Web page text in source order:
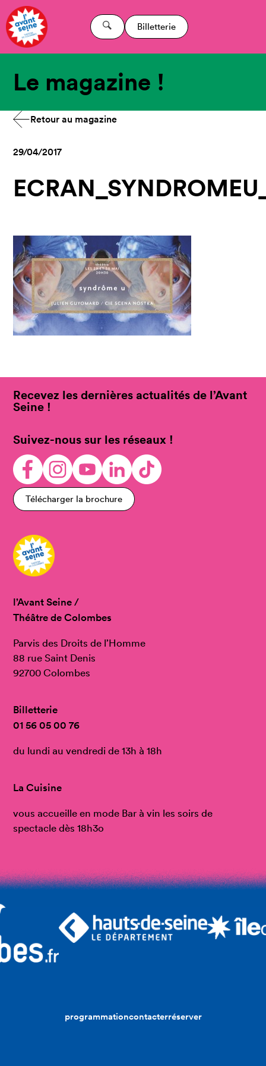
Billetterie
Le magazine !
Retour au magazine
29/04/2017
Recevez les dernières actualités de l’Avant
Seine !
Suivez-nous sur les réseaux !
Télécharger la brochure
l’Avant Seine /
Théâtre de Colombes
Parvis des Droits de l’Homme
88 rue Saint Denis
92700 Colombes
Billetterie
01 56 05 00 76
du lundi au vendredi de 13h à 18h
La Cuisine
vous accueille en mode Bar à vin les soirs de
spectacle dès 18h3o
programmationcontacterréserver